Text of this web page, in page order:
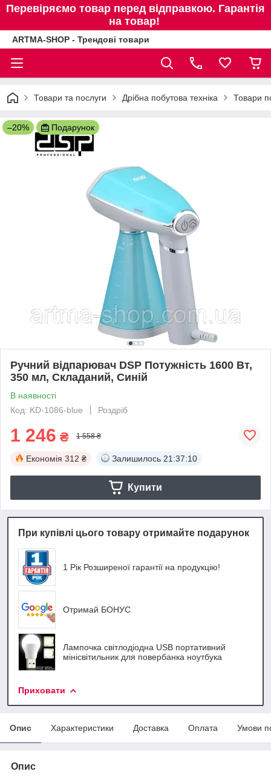
Перевіряємо товар перед відправкою. Гарантія
на товар!
ARTMA-SHOP - Трендові товари
Товари та послуги Дрібна побутова техніка Товари
–20% Подарунок
Ручний відпарювач DSP Потужність 1600 Вт,
350 мл, Складаний, Синій
В наявності
Код: KD-1086-blue
Роздріб
1 246 ₴ 1 558 ₴
Економія 312 ₴ Залишилось 21:37:09
Купити
При купівлі цього товару отримайте подарунок
1 Рік Розширеної гарантії на продукцію!
Отримай БОНУС
Лампочка світлодіодна USB портативний
мінісвітильник для повербанка ноутбука
Приховати
Опис Характеристики Доставка Оплата Умови
Опис